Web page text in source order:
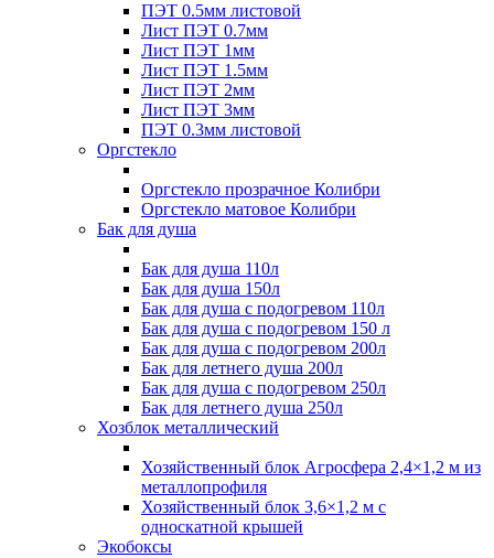
ПЭТ 0.5мм листовой
Лист ПЭТ 0.7мм
Лист ПЭТ 1мм
Лист ПЭТ 1.5мм
Лист ПЭТ 2мм
Лист ПЭТ 3мм
ПЭТ 0.3мм листовой
Оргстекло
Оргстекло прозрачное Колибри
Оргстекло матовое Колибри
Бак для душа
Бак для душа 110л
Бак для душа 150л
Бак для душа с подогревом 110л
Бак для душа с подогревом 150 л
Бак для душа с подогревом 200л
Бак для летнего душа 200л
Бак для душа с подогревом 250л
Бак для летнего душа 250л
Хозблок металлический
Хозяйственный блок Агросфера 2,4×1,2 м из
металлопрофиля
Хозяйственный блок 3,6×1,2 м с
односкатной крышей
Экобоксы